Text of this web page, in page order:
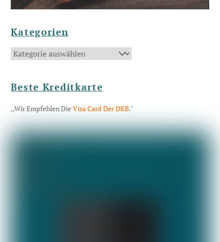
Kategorien
Kategorien
Beste Kreditkarte
,,Wir Empfehlen DieVisa Card Der DKB."